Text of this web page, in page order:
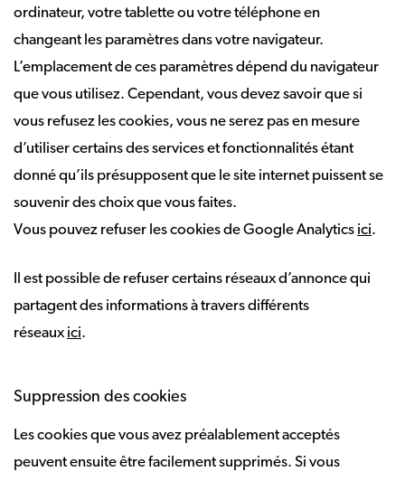
ordinateur, votre tablette ou votre téléphone en
changeant les paramètres dans votre navigateur.
L’emplacement de ces paramètres dépend du navigateur
que vous utilisez. Cependant, vous devez savoir que si
vous refusez les cookies, vous ne serez pas en mesure
d’utiliser certains des services et fonctionnalités étant
donné qu’ils présupposent que le site internet puissent se
souvenir des choix que vous faites.
Vous pouvez refuser les cookies de Google Analytics ici.
Il est possible de refuser certains réseaux d’annonce qui
partagent des informations à travers différents
réseauxici.
Suppression des cookies
Les cookies que vous avez préalablement acceptés
peuvent ensuite être facilement supprimés. Si vous